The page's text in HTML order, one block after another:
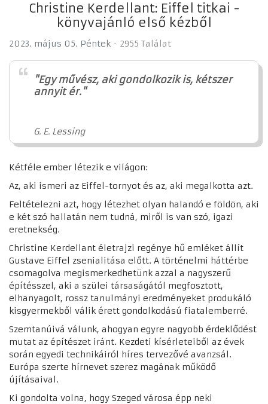
Christine Kerdellant: Eiffel titkai -
könyvajánló első kézből
2023. május 05. Péntek 2955 Találat
"Egy művész, aki gondolkozik is, kétszer
annyit ér."
G. E. Lessing
Kétféle ember létezik e világon:
Az, aki ismeri az Eiffel-tornyot és az, aki megalkotta azt.
Feltételezni azt, hogy létezhet olyan halandó e földön, aki
e két szó hallatán nem tudná, miről is van szó, igazi
eretnekség.
Christine Kerdellant életrajzi regénye hű emléket állít
Gustave Eiffel zsenialitása előtt. A történelmi háttérbe
csomagolva megismerkedhetünk azzal a nagyszerű
építésszel, aki a szülei társaságától megfosztott,
elhanyagolt, rossz tanulmányi eredményeket produkáló
kisgyermekből válik érett gondolkodású fiatalemberré.
Szemtanúivá válunk, ahogyan egyre nagyobb érdeklődést
mutat az építészet iránt. Kezdeti kísérleteiből az évek
során egyedi technikáiról híres tervezővé avanzsál.
Európa szerte hírnevet szerez magának működő
újításaival.
Ki gondolta volna, hogy Szeged városa épp neki